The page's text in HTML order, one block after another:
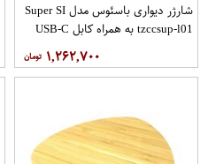
شارژر دیواری باسئوس مدل Super SI
tzccsup-l01 به همراه کابل USB-C
۱,۲۶۲,۷۰۰